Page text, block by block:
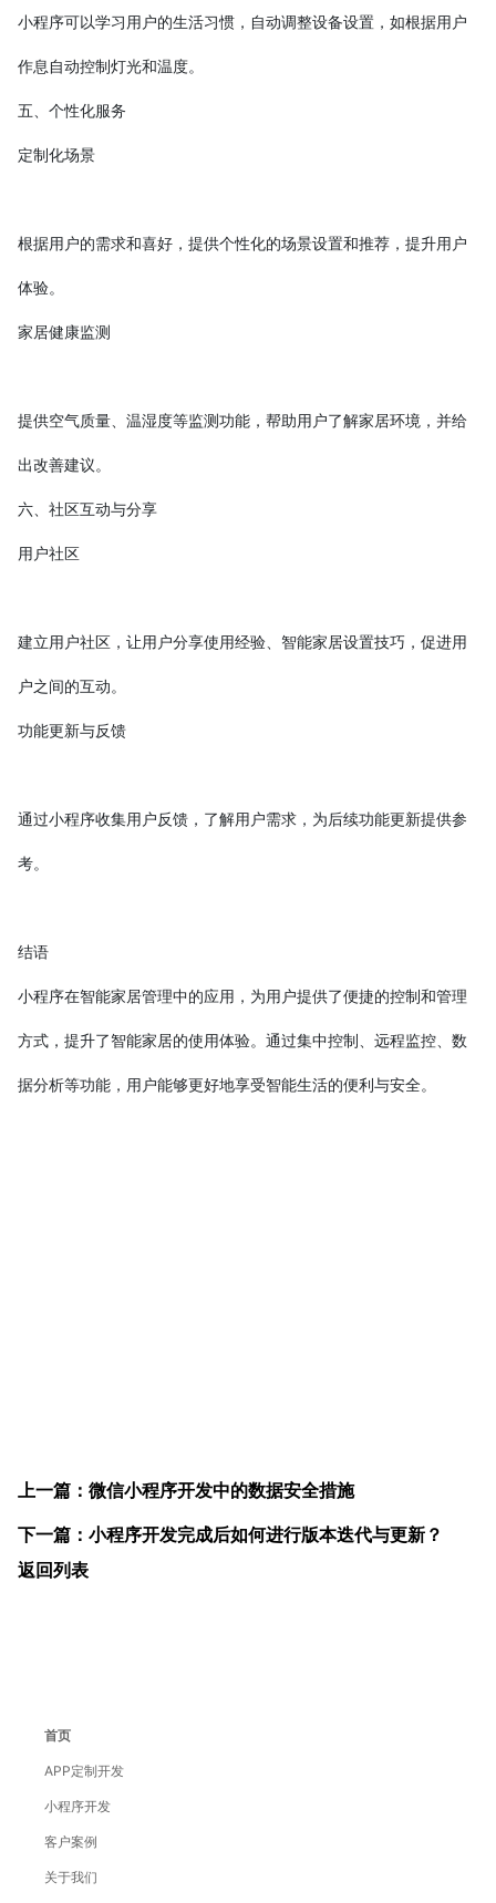
小程序可以学习用户的生活习惯，自动调整设备设置，如根据用户
作息自动控制灯光和温度。
五、个性化服务
定制化场景
根据用户的需求和喜好，提供个性化的场景设置和推荐，提升用户
体验。
家居健康监测
提供空气质量、温湿度等监测功能，帮助用户了解家居环境，并给
出改善建议。
六、社区互动与分享
用户社区
建立用户社区，让用户分享使用经验、智能家居设置技巧，促进用
户之间的互动。
功能更新与反馈
通过小程序收集用户反馈，了解用户需求，为后续功能更新提供参
考。
结语
小程序在智能家居管理中的应用，为用户提供了便捷的控制和管理
方式，提升了智能家居的使用体验。通过集中控制、远程监控、数
据分析等功能，用户能够更好地享受智能生活的便利与安全。
上一篇：微信小程序开发中的数据安全措施
下一篇：小程序开发完成后如何进行版本迭代与更新？
返回列表
首页
APP定制开发
小程序开发
客户案例
关于我们